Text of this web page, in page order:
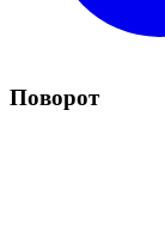
Поворот